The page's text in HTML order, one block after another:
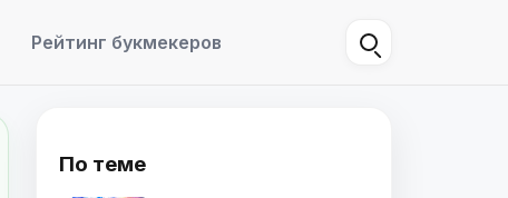
Рейтинг букмекеров
По теме